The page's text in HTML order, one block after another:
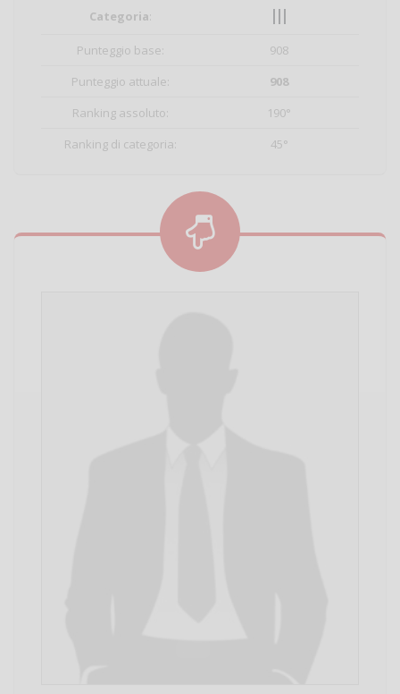
Categoria: III
Punteggio base:
908
Punteggio attuale:
908
Ranking assoluto:
190°
Ranking di categoria:
45°